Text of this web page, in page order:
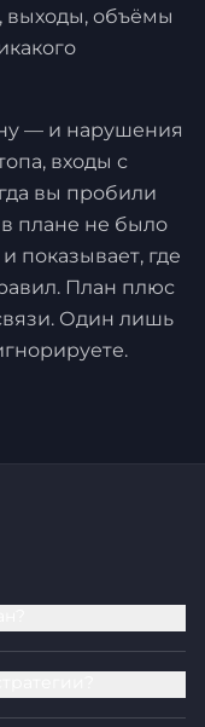
выходы, объёмы
— и нарушения
входы с
вы пробили
плане не было
показывает, где
План плюс
Один лишь